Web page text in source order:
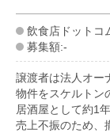
飲食店ドットコ
募集額:-
譲渡者は法人オー
物件をスケルトン
居酒屋として約1
売上不振のため、